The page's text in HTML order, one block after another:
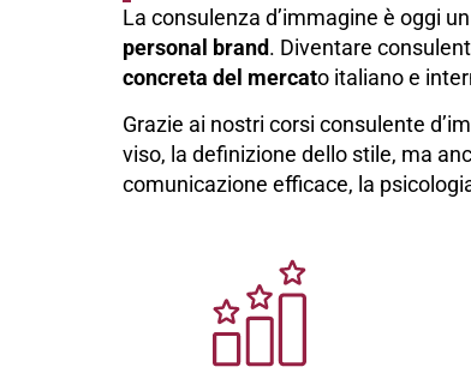
La consulenza d’immagine è oggi
personal brand. Diventare
concreta del mercato italiano e
Grazie ai nostri corsi consulente
viso, la definizione dello stile, ma
comunicazione efficace, la